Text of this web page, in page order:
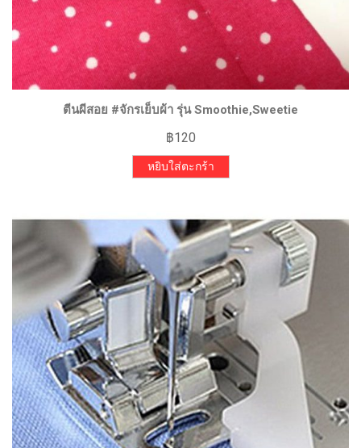
ตีนผีสอย #จักรเย็บผ้า รุ่น Smoothie,Sweetie
฿120
หยิบใส่ตะกร้า